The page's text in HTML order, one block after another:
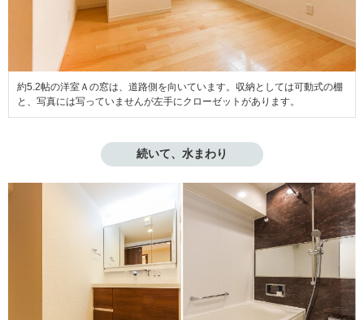
約5.2帖の洋室Ａの窓は、道路側を向いています。収納としては可動式の棚
と、写真には写っていませんが左手にクローゼットがあります。
続いて、水まわり